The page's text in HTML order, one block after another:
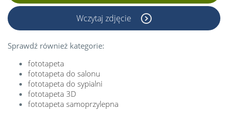
Wczytaj zdjęcie
Sprawdź również kategorie:
fototapeta
fototapeta do salonu
fototapeta do sypialni
fototapeta 3D
fototapeta samoprzylepna